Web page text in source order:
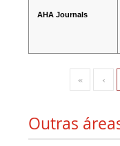
AHA Journals
« ‹
Outras